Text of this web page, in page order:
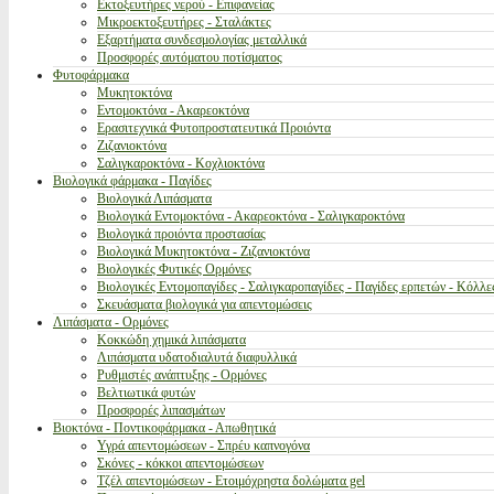
Εκτοξευτήρες νερού - Επιφανείας
Μικροεκτοξευτήρες - Σταλάκτες
Εξαρτήματα συνδεσμολογίας μεταλλικά
Προσφορές αυτόματου ποτίσματος
Φυτοφάρμακα
Μυκητοκτόνα
Εντομοκτόνα - Ακαρεοκτόνα
Ερασιτεχνικά Φυτοπροστατευτικά Προιόντα
Ζιζανιοκτόνα
Σαλιγκαροκτόνα - Κοχλιοκτόνα
Βιολογικά φάρμακα - Παγίδες
Βιολογικά Λιπάσματα
Βιολογικά Εντομοκτόνα - Ακαρεοκτόνα - Σαλιγκαροκτόνα
Βιολογικά προιόντα προστασίας
Βιολογικά Μυκητοκτόνα - Ζιζανιοκτόνα
Βιολογικές Φυτικές Ορμόνες
Βιολογικές Εντομοπαγίδες - Σαλιγκαροπαγίδες - Παγίδες ερπετών -
Σκευάσματα βιολογικά για απεντομώσεις
Λιπάσματα - Ορμόνες
Κοκκώδη χημικά λιπάσματα
Λιπάσματα υδατοδιαλυτά διαφυλλικά
Ρυθμιστές ανάπτυξης - Ορμόνες
Βελτιωτικά φυτών
Προσφορές λιπασμάτων
Βιοκτόνα - Ποντικοφάρμακα - Απωθητικά
Υγρά απεντομώσεων - Σπρέυ καπνογόνα
Σκόνες - κόκκοι απεντομώσεων
Τζέλ απεντομώσεων - Ετοιμόχρηστα δολώματα gel